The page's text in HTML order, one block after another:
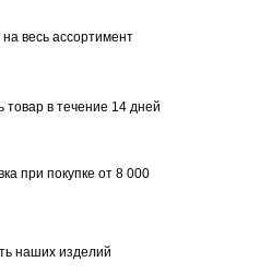
весь ассортимент
товар в течение 14 дней
при покупке от 8 000
наших изделий